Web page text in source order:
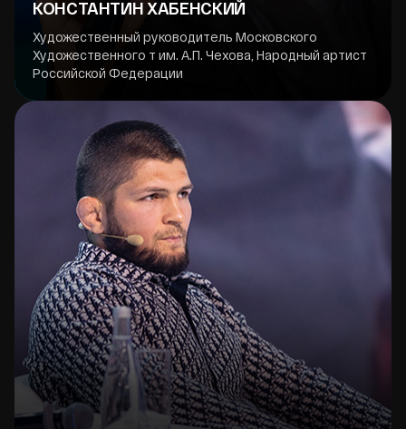
КОНСТАНТИН ХАБЕНСКИЙ
Художественный руководитель Московского
Художественного т им. А.П. Чехова, Народный артист
Российской Федерации